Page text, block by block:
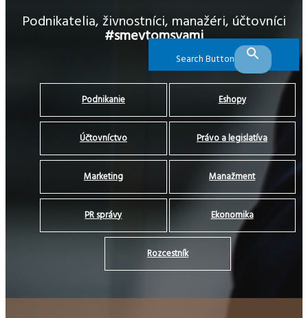
Search Button
Podnikatelia, živnostníci, manažéri, účtovníci
#smevtomsvami
Podnikanie Eshopy
Účtovníctvo Právo a legislatíva
Marketing Manažment
PR správy Ekonomika
Rozcestník